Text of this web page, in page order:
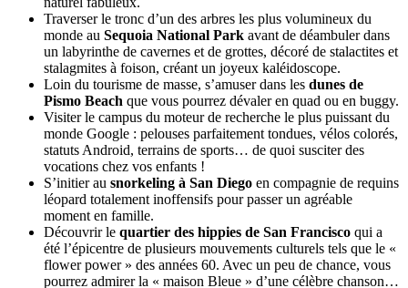
Traverser le tronc d’un des arbres les plus volumineux du
monde au Sequoia National Park avant de déambuler dans
un labyrinthe de cavernes et de grottes, décoré de stalactites et
stalagmites à foison, créant un joyeux kaléidoscope.
Loin du tourisme de masse, s’amuser dans les dunes de
Pismo Beach que vous pourrez dévaler en quad ou en buggy.
Visiter le campus du moteur de recherche le plus puissant du
monde Google : pelouses parfaitement tondues, vélos colorés,
statuts Android, terrains de sports… de quoi susciter des
vocations chez vos enfants !
S’initier au snorkeling à San Diego en compagnie de requins
léopard totalement inoffensifs pour passer un agréable
moment en famille.
Découvrir le quartier des hippies de San Francisco qui a
été l’épicentre de plusieurs mouvements culturels tels que le «
flower power » des années 60. Avec un peu de chance, vous
pourrez admirer la « maison Bleue » d’une célèbre chanson…